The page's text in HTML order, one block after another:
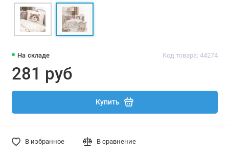
На складе Код товара: 44274
281 руб
Купить
В избранное В сравнение